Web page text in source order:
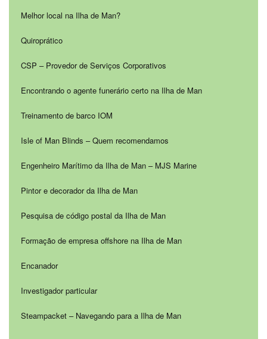
Melhor local na Ilha de Man?
Quiroprático
CSP – Provedor de Serviços Corporativos
Encontrando o agente funerário certo na Ilha de Man
Treinamento de barco IOM
Isle of Man Blinds – Quem recomendamos
Engenheiro Marítimo da Ilha de Man – MJS Marine
Pintor e decorador da Ilha de Man
Pesquisa de código postal da Ilha de Man
Formação de empresa offshore na Ilha de Man
Encanador
Investigador particular
Steampacket – Navegando para a Ilha de Man